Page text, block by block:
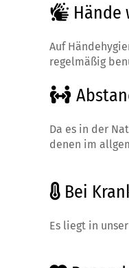
Hände
Auf
regelmäßig
Da es in der
denen im
Bei
Es liegt in